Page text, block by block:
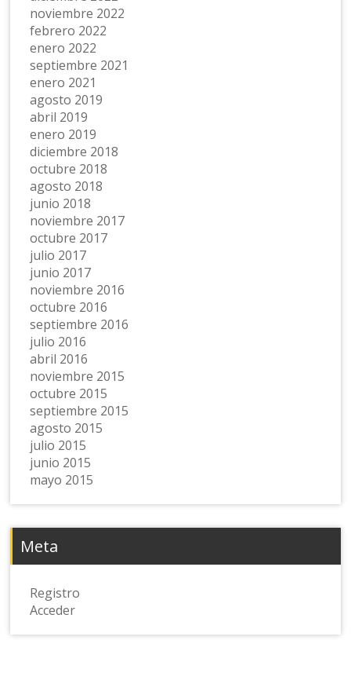
noviembre 2022
febrero 2022
enero 2022
septiembre 2021
enero 2021
agosto 2019
abril 2019
enero 2019
diciembre 2018
octubre 2018
agosto 2018
junio 2018
noviembre 2017
octubre 2017
julio 2017
junio 2017
noviembre 2016
octubre 2016
septiembre 2016
julio 2016
abril 2016
noviembre 2015
octubre 2015
septiembre 2015
agosto 2015
julio 2015
junio 2015
mayo 2015
Meta
Registro
Acceder